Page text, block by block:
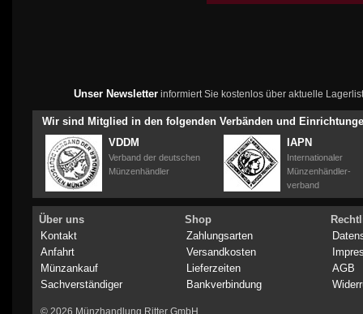
Unser Newsletterinformiert Sie kostenlos über aktuelle
Wir sind Mitglied in den folgenden Verbänden und
VDDM
Verband der deutschen
Münzenhändler
IAPN
Internationaler
Münzenhändler-
verband
Über uns
Kontakt
Anfahrt
Münzankauf
Sachverständiger
Shop
Zahlungsarten
Versandkosten
Lieferzeiten
Bankverbindung
AGB